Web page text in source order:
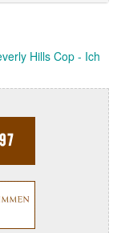
Hills Cop - Ich